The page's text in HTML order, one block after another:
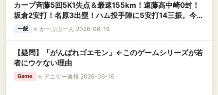
カープ斉藤5回5K1失点＆最速155km！遠藤高中崎0封！
坂倉2安打！名原3出塁！ハム投手陣に5安打14三振。今季
8度目の完封負け【広島0-2日ハム/試合結果】
一般 ★ かーぷぶーん 2026-06-16
【疑問】「がんばれゴエモン」←このゲームシリーズが若
者にウケない理由
Game ★ アニゲー速報 2026-06-16